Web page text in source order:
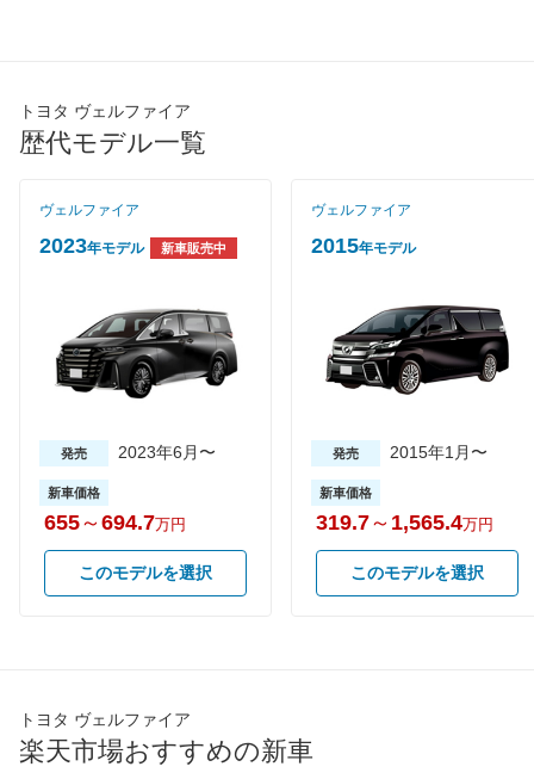
タイヤ
タイヤサイズ
タイヤサイズ
235/50R18 97V
WLTCモード(市
街地)
- -
WLTCモード(郊
-
WLTCモード(高
速道路)
- -
JC08モード
1015モード 9.5km/L 9.5km/L 9.4km/L
60km定地 - -
トヨタ ヴェルファイア
歴代モデル一覧
ヴェルファイア
2023年モデル 新車販売中
発売 2023年6月〜
新車価格
655～ 694.7万円
このモデルを選択
ヴェルファイア
2015年モデル
発売 2015年1月〜
新車価格
319.7～ 1,565.4万円
このモデルを選択
トヨタ ヴェルファイア
楽天市場おすすめの新車